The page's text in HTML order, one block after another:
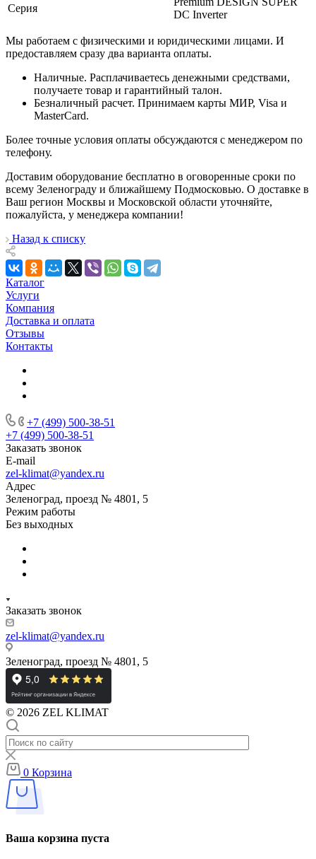
Серия
DC Inverter
Мы работаем с физическими и юридическими лицами. И
предоставляем сразу два варианта оплаты.
Наличные. Расплачиваетесь денежными средствами,
получаете товар и гарантийный талон.
Безналичный расчет. Принимаем карты МИР, Visa и
MasterCard.
Более точные условия оплаты обсуждаются с менеджером по
телефону.
Доставим оборудование бесплатно в оговоренные сроки по
всему Зеленограду и ближайшему Подмосковью. О доставке в
Ваш регион Москвы и Московской области уточняйте,
пожалуйста, у менеджера компании!
Назад к списку
Каталог
Услуги
Компания
Доставка и оплата
Отзывы
Контакты
+7 (499) 500-38-51
+7 (499) 500-38-51
Заказать звонок
E-mail
zel-klimat@yandex.ru
Адрес
Зеленоград, проезд № 4801, 5
Режим работы
Без выходных
Заказать звонок
zel-klimat@yandex.ru
Зеленоград, проезд № 4801, 5
© 2026 ZEL KLIMAT
0 Корзина
Ваша корзина пуста